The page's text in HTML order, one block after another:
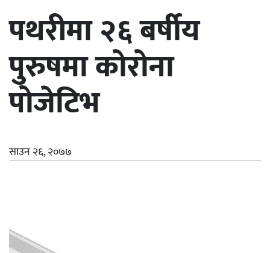
पथरीमा २६ बर्षीय
पुरुषमा कोरोना
पोजेटिभ
साउन २६, २०७७